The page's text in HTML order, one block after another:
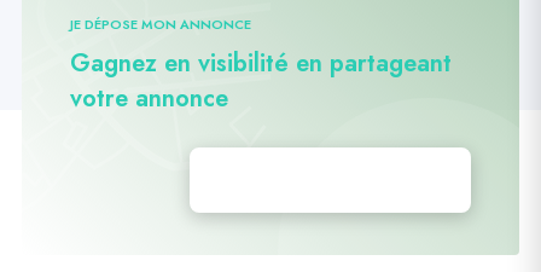
JE DÉPOSE MON ANNONCE
Gagnez en visibilité en partageant
votre annonce